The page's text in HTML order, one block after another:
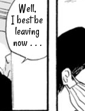
Well,
I best be
leaving
now . . .